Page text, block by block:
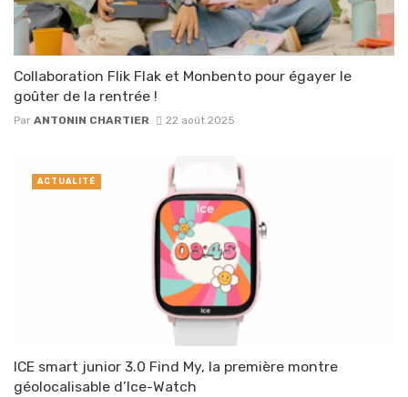
Collaboration Flik Flak et Monbento pour égayer le
goûter de la rentrée !
Par ANTONIN CHARTIER 22 août 2025
ICE smart junior 3.0 Find My, la première montre
géolocalisable d’Ice-Watch
ACTUALITÉ